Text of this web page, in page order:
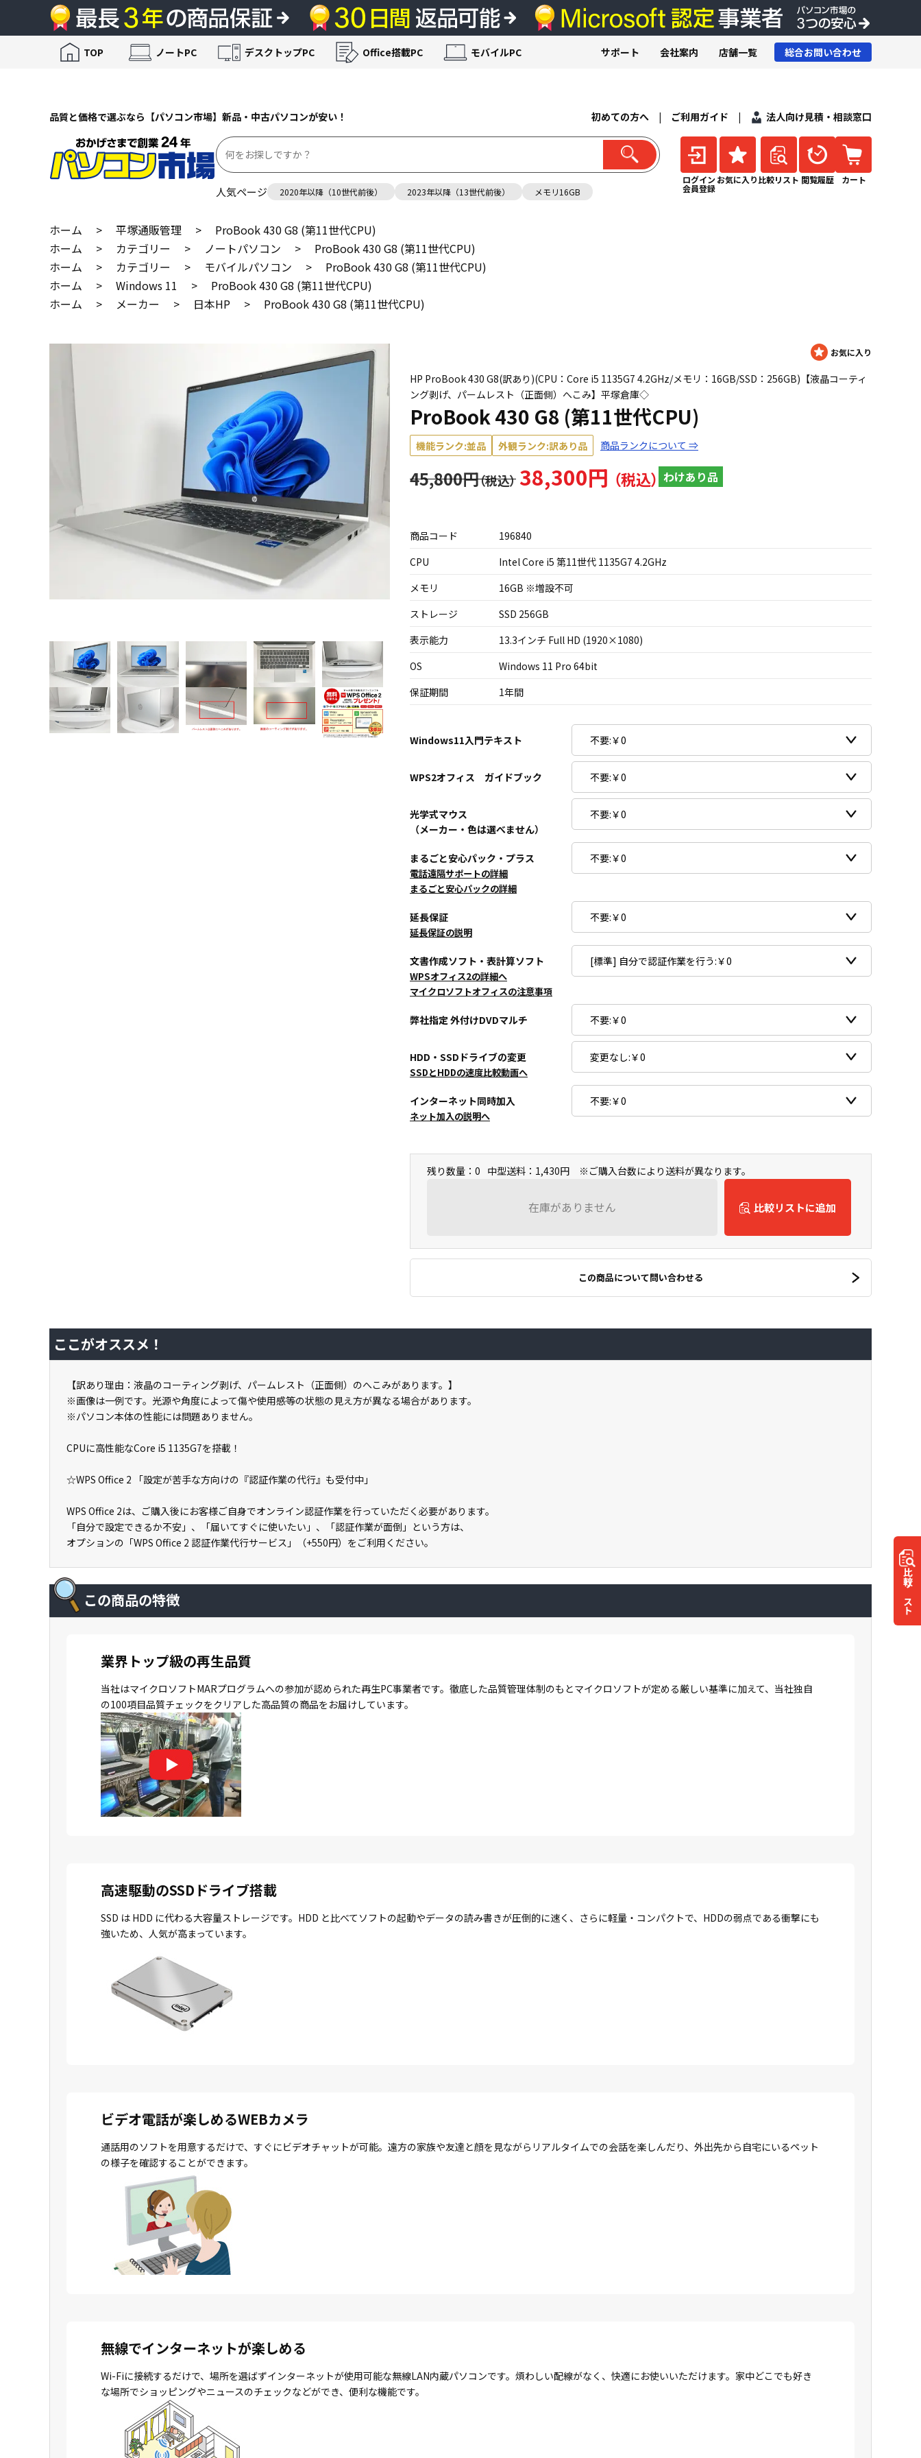
品質と価格で選ぶなら【パソコン市場】新品・中古パソコンが安い！ 初めての方へ | ご利用ガイド | 法人向け見積・相談窓口
人気ページ 2020年以降（10世代前後） 2023年以降（13世代前後） メモリ16GB
ログイン
会員登録
お気に入り 比較リスト 閲覧履歴 カート
TOP ノートPC デスクトップPC Office搭載PC モバイルPC サポート 会社案内 店舗一覧 総合お問い合わせ
ホーム > 平塚通販管理 >
ProBook 430 G8 (第11世代CPU)
ホーム
> カテゴリー > ノートパソコン >
ProBook 430 G8 (第11世代CPU)
ホーム
> カテゴリー > モバイルパソコン >
ProBook 430 G8 (第11世代CPU)
ホーム
> Windows 11 >
ProBook 430 G8 (第11世代CPU)
ホーム
> メーカー > 日本HP > ProBook 430 G8 (第11世代CPU)
HP ProBook 430 G8(訳あり)(CPU：Core i5 1135G7 4.2GHz/メモリ：16GB/SSD：256GB)【液晶コーティ
ング剥げ、パームレスト（正面側）へこみ】平塚倉庫◇
ProBook 430 G8 (第11世代CPU)
機能ランク:並品 外観ランク:訳あり品 商品ランクについて ⇒
38,300円 わけあり品
45,800円
商品コード
196840
CPU
Intel Core i5 第11世代 1135G7 4.2GHz
メモリ
16GB ※増設不可
ストレージ
SSD 256GB
表示能力
13.3インチ Full HD (1920×1080)
OS
Windows 11 Pro 64bit
保証期間
1年間
Windows11入門テキスト
WPS2オフィス ガイドブック
光学式マウス
（メーカー・色は選べません）
まるごと安心パック・プラス
電話遠隔サポートの詳細
まるごと安心パックの詳細
延長保証
延長保証の説明
文書作成ソフト・表計算ソフト
WPSオフィス2の詳細へ
マイクロソフトオフィスの注意事項
弊社指定 外付けDVDマルチ
HDD・SSDドライブの変更
SSDとHDDの速度比較動画へ
インターネット同時加入
ネット加入の説明へ
残り数量：0 中型送料：1,430円 ※ご購入台数により送料が異なります。
在庫がありません 比較リストに追加
この商品について問い合わせる
比較
リスト
ここがオススメ！
【訳あり理由：液晶のコーティング剥げ、パームレスト（正面側）のへこみがあります。】
※画像は一例です。光源や角度によって傷や使用感等の状態の見え方が異なる場合があります。
※パソコン本体の性能には問題ありません。
CPUに高性能なCore i5 1135G7を搭載！
☆WPS Office 2 「設定が苦手な方向けの『認証作業の代行』も受付中」
WPS Office 2は、ご購入後にお客様ご自身でオンライン認証作業を行っていただく必要があります。
「自分で設定できるか不安」、「届いてすぐに使いたい」、「認証作業が面倒」という方は、
オプションの「WPS Office 2 認証作業代行サービス」（+550円）をご利用ください。
この商品の特徴
業界トップ級の再生品質
当社はマイクロソフトMARプログラムへの参加が認められた再生PC事業者です。徹底した品質管理体制のもとマイクロソフトが定める厳しい基準に加えて、当社独自
の100項目品質チェックをクリアした高品質の商品をお届けしています。
高速駆動のSSDドライブ搭載
SSD は HDD に代わる大容量ストレージです。HDD と比べてソフトの起動やデータの読み書きが圧倒的に速く、さらに軽量・コンパクトで、HDDの弱点である衝撃にも
強いため、人気が高まっています。
ビデオ電話が楽しめるWEBカメラ
通話用のソフトを用意するだけで、すぐにビデオチャットが可能。遠方の家族や友達と顔を見ながらリアルタイムでの会話を楽しんだり、外出先から自宅にいるペット
の様子を確認することができます。
無線でインターネットが楽しめる
Wi-Fiに接続するだけで、場所を選ばずインターネットが使用可能な無線LAN内蔵パソコンです。煩わしい配線がなく、快適にお使いいただけます。家中どこでも好き
な場所でショッピングやニュースのチェックなどができ、便利な機能です。